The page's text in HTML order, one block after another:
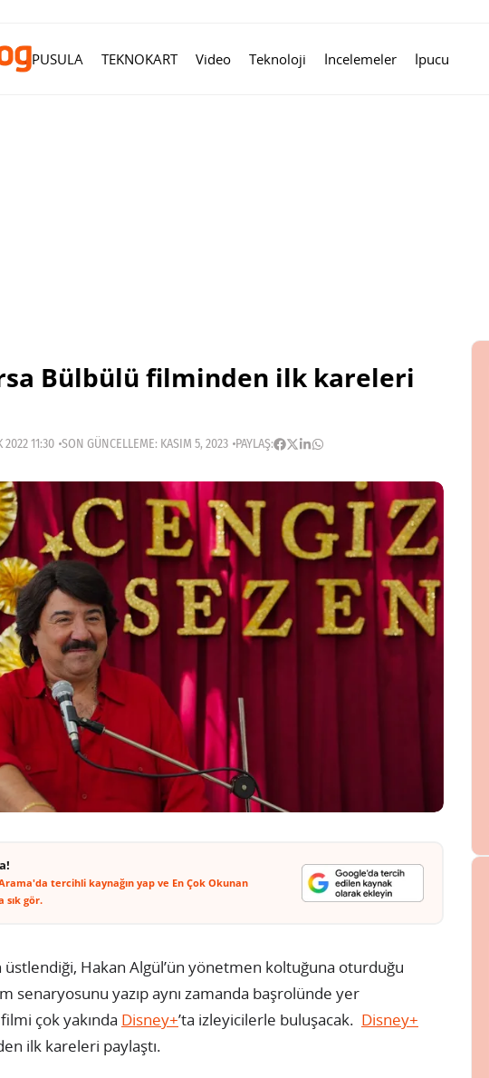
PUSULA TEKNOKART Video Teknoloji İncelemeler İpucu
Bülbülü filminden ilk kareleri
2022 11:30 SON GÜNCELLEME: KASIM 5, 2023 PAYLAŞ:
tercihli kaynağın yap ve En Çok Okunan
sık gör.
üstlendiği, Hakan Algül’ün yönetmen koltuğuna oturduğu
senaryosunu yazıp aynı zamanda başrolünde yer
filmi çok yakında Disney+’ta izleyicilerle buluşacak. Disney+
ilk kareleri paylaştı.